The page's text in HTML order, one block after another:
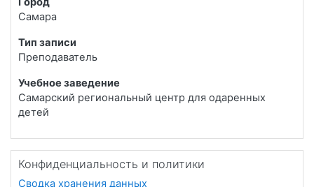
Самара
Тип записи
Преподаватель
Учебное заведение
Самарский региональный центр для одаренных
детей
Конфиденциальность и политики
Сводка хранения данных